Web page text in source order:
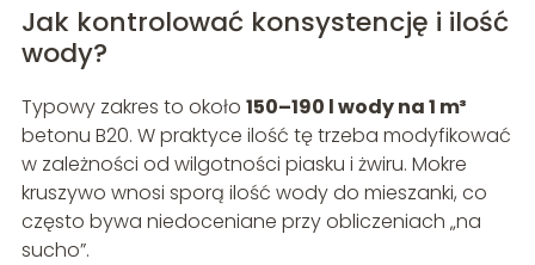
Jak kontrolować konsystencję i ilość
wody?
Typowy zakres to około 150–190 l wody na 1 m³
betonu B20. W praktyce ilość tę trzeba modyfikować
w zależności od wilgotności piasku i żwiru. Mokre
kruszywo wnosi sporą ilość wody do mieszanki, co
często bywa niedoceniane przy obliczeniach „na
sucho”.